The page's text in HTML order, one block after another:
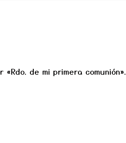
de mi primera comunión».